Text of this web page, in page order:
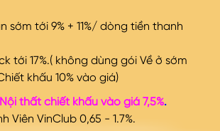
sớm tới 9% + 11%/ dòng tiền thanh
tới 17%.( không dùng gói Về ở sớm
khấu 10% vào giá)
thất chiết khấu vào giá 7,5%.
Viên VinClub 0,65 - 1.7%.